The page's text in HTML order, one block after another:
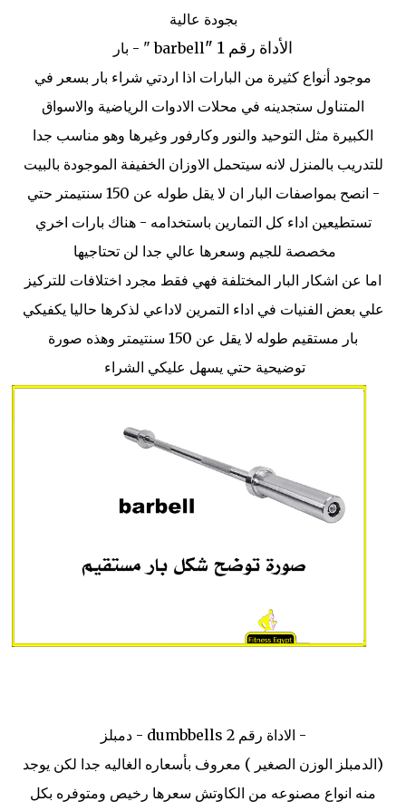
بجودة عالية
الأداة رقم 1 "
barbell " - بار
موجود أنواع كثيرة من البارات اذا اردتي شراء بار بسعر في
المتناول ستجدينه في محلات الادوات الرياضية والاسواق
الكبيرة مثل التوحيد والنور وكارفور وغيرها وهو مناسب جدا
للتدريب بالمنزل لانه سيتحمل الاوزان الخفيفة الموجودة بالبيت
- انصح بمواصفات البار ان لا يقل طوله عن 150 سنتيمتر حتي
تستطيعين اداء كل التمارين باستخدامه - هناك بارات اخري
مخصصة للجيم وسعرها عالي جدا لن تحتاجيها
اما عن اشكار البار المختلفة فهي فقط مجرد اختلافات للتركيز
علي بعض الفنيات في اداء التمرين لاداعي لذكرها حاليا يكفيكي
بار مستقيم طوله لا يقل عن 150 سنتيمتر وهذه صورة
توضيحية حتي يسهل عليكي الشراء
- الاداة رقم 2 dumbbells - دمبلز
(الدمبلز الوزن الصغير ) معروف بأسعاره الغاليه جدا لكن يوجد
منه انواع مصنوعه من الكاوتش سعرها رخيص ومتوفره بكل